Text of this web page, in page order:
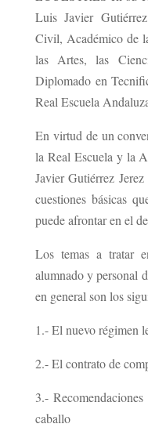
Luis Javier
Civil, Académico de
las Artes, las
Diplomado en
Real Escuela
En virtud de un
la Real Escuela y la
Javier Gutiérrez
cuestiones básicas
puede afrontar en el
Los temas a tratar
alumnado y personal
en general son los
1.- El nuevo régimen
2.- El contrato de
3.-
caballo